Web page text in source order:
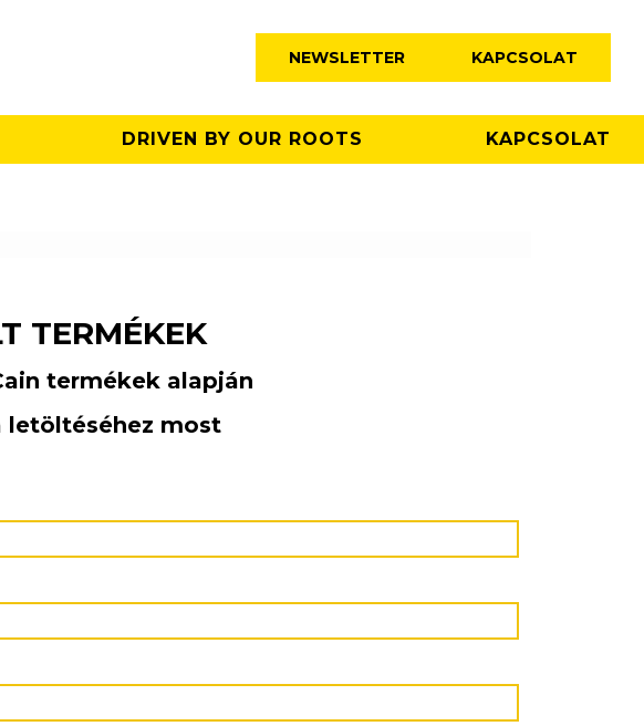
NEWSLETTER KAPCSOLAT
DRIVEN BY OUR ROOTS KAPCSOLAT
TERMÉKEK
termékek alapján
letöltéséhez most